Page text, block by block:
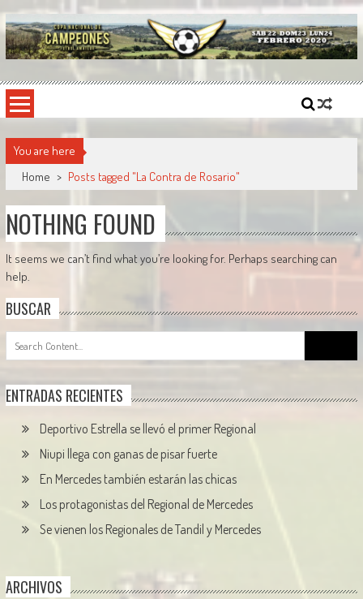
to
content
Copa Nacional de Campeones
El torneo semestral que reúne a los mejores equipos de fútbol sintético del país.
You are here
Home > Posts tagged "La Contra de Rosario"
NOTHING FOUND
It seems we can’t find what you’re looking for. Perhaps searching can
help.
BUSCAR
for:
ENTRADAS RECIENTES
Deportivo Estrella se llevó el primer Regional
Niupi llega con ganas de pisar fuerte
En Mercedes también estarán las chicas
Los protagonistas del Regional de Mercedes
Se vienen los Regionales de Tandil y Mercedes
ARCHIVOS